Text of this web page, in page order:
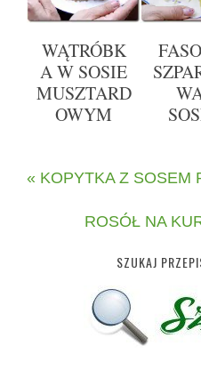
WĄTRÓBK
A W SOSIE
MUSZTARD
OWYM
« KOPYTKA Z SOSEM
ROSÓŁ NA
SZUKAJ